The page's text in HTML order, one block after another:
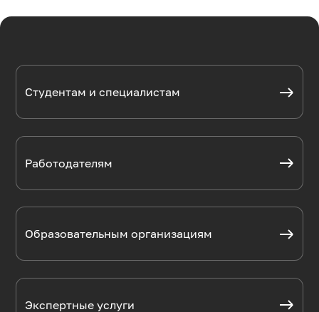
Студентам и специалистам
Работодателям
Образовательным организациям
Экспертные услуги